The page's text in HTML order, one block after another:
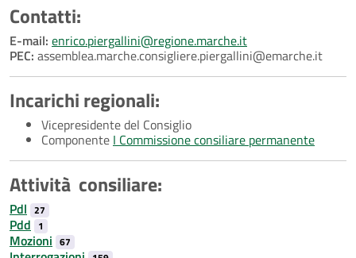
Contatti:
E-mail: enrico.piergallini@regione.marche.it
PEC: assemblea.marche.consigliere.piergallini@emarche.it
Incarichi regionali:
Vicepresidente del Consiglio
Componente I Commissione consiliare permanente
Attività consiliare:
Pdl 27
Pdd 1
Mozioni 67